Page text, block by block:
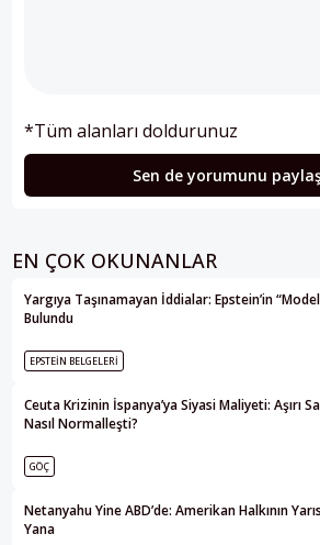
*Tüm alanları doldurunuz
Sen de yorumunu
EN ÇOK OKUNANLAR
Yargıya Taşınamayan İddialar: Epstein’in
Bulundu
EPSTEIN BELGELERI
Ceuta Krizinin İspanya’ya Siyasi Maliyeti: Aşırı
Nasıl Normalleşti?
GÖÇ
Netanyahu Yine ABD’de: Amerikan Halkının
Yana